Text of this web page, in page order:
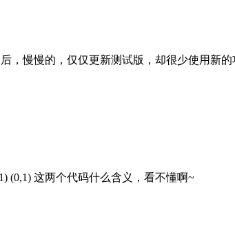
，慢慢的，仅仅更新测试版，却很少使用新
(0,1) 这两个代码什么含义，看不懂啊~